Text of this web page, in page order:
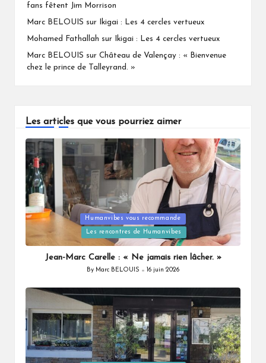
fans fêtent Jim Morrison
Marc BELOUIS sur Ikigai : Les 4 cercles vertueux
Mohamed Fathallah sur Ikigai : Les 4 cercles vertueux
Marc BELOUIS sur Château de Valençay : « Bienvenue
chez le prince de Talleyrand. »
Les articles que vous pourriez aimer
Posted
in
Humanvibes vous recommande
Les rencontres de Humanvibes
Jean-Marc Carelle : « Ne jamais rien lâcher. »
Posted
By Marc BELOUIS 16 juin 2026